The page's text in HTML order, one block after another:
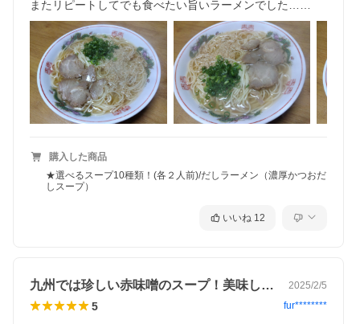
購入した商品
★選べるスープ10種類！(各２人前)/だしラーメン（濃厚かつおだ
しスープ）
いいね 12
九州では珍しい赤味噌のスープ！美味しい… 2025/2/5
5 fur********